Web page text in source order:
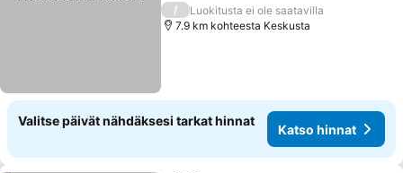
Katso hinnat
/
Luokitusta ei ole saatavilla
7.9 km kohteesta Keskusta
Valitse päivät nähdäksesi tarkat hinnat
Katso hinnat